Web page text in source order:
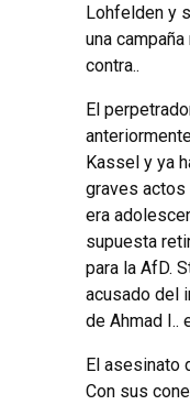
Lohfelden y
una
contra..
El
Kassel y ya
graves actos
era
supuesta
para la AfD.
acusado del
de Ahmad I..
El asesinato
Con sus